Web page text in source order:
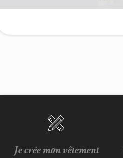
Je crée mon vêtement